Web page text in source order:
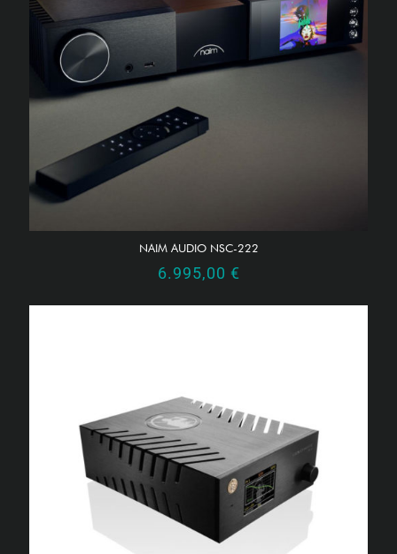
NAIM AUDIO NSC-222
6.995,00 €